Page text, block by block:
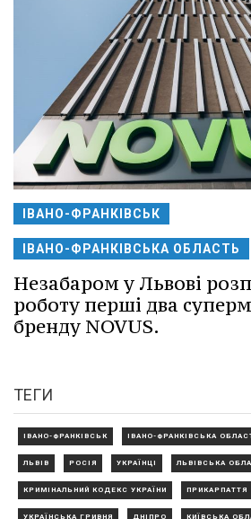
ІВАНО-ФРАНКІВСЬК
ІВАНО-ФРАНКІВСЬКА ОБЛАСТЬ
Незабаром у Львові
роботу перші два
бренду NOVUS.
ТЕГИ
ІВАНО-ФРАНКІВСЬК ІВАНО-ФРАНКІВСЬКА
ЛЬВІВ РОСІЯ УКРАЇНЦІ ЛЬВІВСЬКА
КРИМІНАЛЬНИЙ КОДЕКС УКРАЇНИ ПРИКАРПАТТЯ
УКРАЇНСЬКА ГРИВНЯ ДНІПРО КИЇВСЬКА